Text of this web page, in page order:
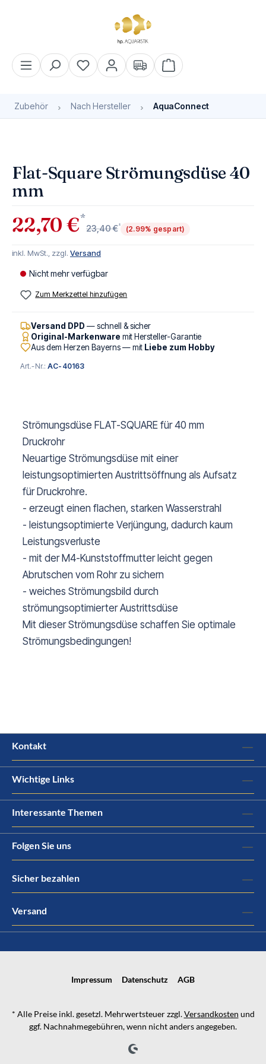
Warenkorb enthält 0
Zubehör Nach Hersteller AquaConnect
Flat-Square Strömungsdüse 40
mm
22,70 €*
23,40 €* (2.99% gespart)
inkl. MwSt., zzgl. Versand
Nicht mehr verfügbar
Zum Merkzettel hinzufügen
Versand DPD — schnell & sicher
Original-Markenware mit Hersteller-Garantie
Aus dem Herzen Bayerns — mit Liebe zum Hobby
Art.-Nr.:AC-40163
Strömungsdüse FLAT-SQUARE für 40 mm
Druckrohr
Neuartige Strömungsdüse mit einer
leistungsoptimierten Austrittsöffnung als Aufsatz
für Druckrohre.
- erzeugt einen flachen, starken Wasserstrahl
- leistungsoptimierte Verjüngung, dadurch kaum
Leistungsverluste
- mit der M4-Kunststoffmutter leicht gegen
Abrutschen vom Rohr zu sichern
- weiches Strömungsbild durch
strömungsoptimierter Austrittsdüse
Mit dieser Strömungsdüse schaffen Sie optimale
Strömungsbedingungen!
Kontakt
Wichtige Links
Interessante Themen
Folgen Sie uns
Sicher bezahlen
Versand
Impressum Datenschutz AGB
* Alle Preise inkl. gesetzl. Mehrwertsteuer zzgl.Versandkosten und
ggf. Nachnahmegebühren, wenn nicht anders angegeben.